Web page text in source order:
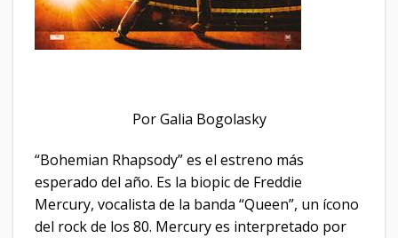
Por Galia Bogolasky
“Bohemian Rhapsody” es el estreno más
esperado del año. Es la biopic de Freddie
Mercury, vocalista de la banda “Queen”, un ícono
del rock de los 80. Mercury es interpretado por